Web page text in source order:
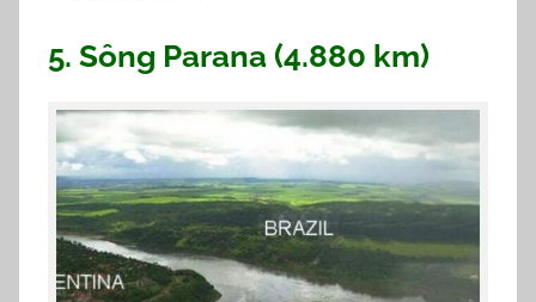
5. Sông Parana (4.880 km)